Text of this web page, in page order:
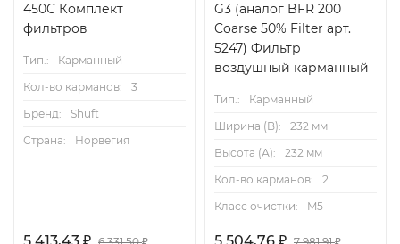
450C Комплект
фильтров
Тип.:
Карманный
Кол-во карманов:
3
Бренд:
Shuft
Страна:
Норвегия
G3 (аналог BFR 200
Coarse 50% Filter арт.
5247) Фильтр
воздушный карманный
Тип.:
Карманный
Ширина (B):
232 мм
Высота (А):
232 мм
Кол-во карманов:
2
Класс очистки:
M5